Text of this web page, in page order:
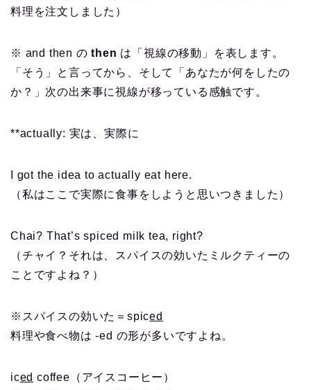
料理を注文しました）
※ and then のthen は「視線の移動」を表します。
「そう」と言ってから、そして「あなたが何をしたの
か？」次の出来事に視線が移っている感触です。
**actually: 実は、実際に
I got the idea to actually eat here.
（私はここで実際に食事をしようと思いつきました）
Chai? That’s spiced milk tea, right?
（チャイ？それは、スパイスの効いたミルクティーの
ことですよね？）
※スパイスの効いた＝spiced
料理や食べ物は -ed の形が多いですよね。
iced coffee（アイスコーヒー）